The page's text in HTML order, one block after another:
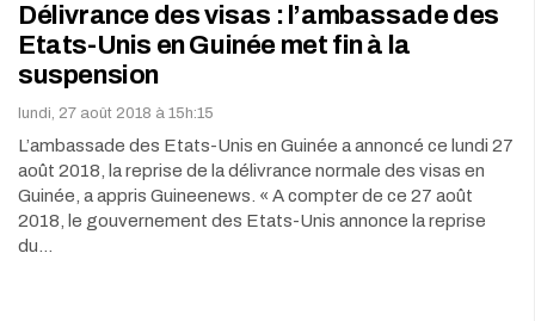
Délivrance des visas : l’ambassade des
Etats-Unis en Guinée met fin à la
suspension
lundi, 27 août 2018 à 15h:15
L’ambassade des Etats-Unis en Guinée a annoncé ce lundi 27
août 2018, la reprise de la délivrance normale des visas en
Guinée, a appris Guineenews. « A compter de ce 27 août
2018, le gouvernement des Etats-Unis annonce la reprise
du…